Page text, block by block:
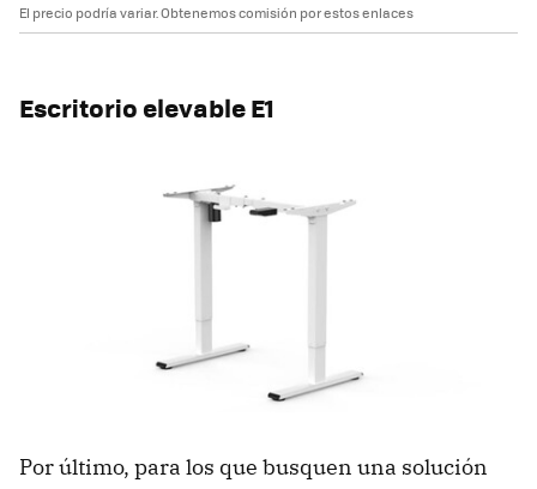
El precio podría variar. Obtenemos comisión por estos enlaces
Escritorio elevable E1
Por último, para los que busquen una solución